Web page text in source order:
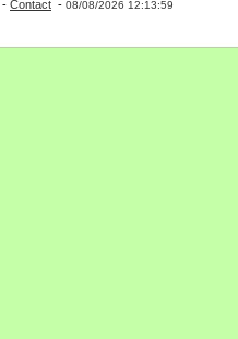
- Contact - 08/08/2026 12:13:59